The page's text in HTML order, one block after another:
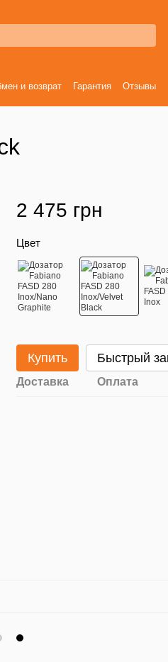
и возврат Гарантия Отзывы
2 475 грн
Цвет
Купить Быстрый
Доставка Оплата